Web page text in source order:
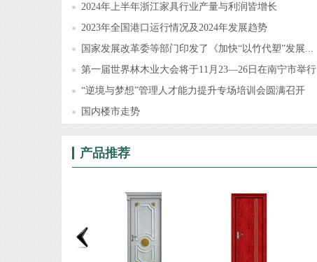
2024年上半年浙江家具行业产量与利润皆增长
2023年全国港口运行情况及2024年发展趋势
国家发展改革委等部门印发了《加快“以竹代塑”发展...
第一届世界林木业大会将于11月23—26日在南宁市举行
“逆境与梦想”管理人才能力提升专场培训会圆满召开
国内楼市走势
产品推荐